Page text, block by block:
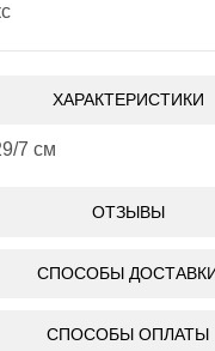
ХАРАКТЕРИСТИКИ
7 см
ОТЗЫВЫ
СПОСОБЫ
СПОСОБЫ ОПЛАТЫ